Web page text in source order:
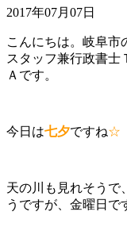
2017年07月07日
こんにちは。岐阜市
スタッフ兼行政書士
Ａです。
今日は七夕ですね☆
天の川も見れそうで
うですが、金曜日で